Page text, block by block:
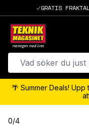
GRATIS
🌴 Summer Deals! Upp
0/4